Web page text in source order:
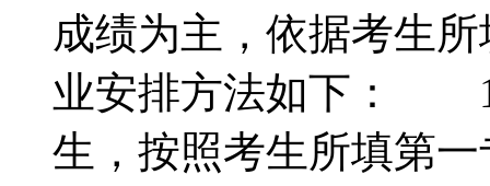
成绩为主，依据考生
业安排方法如下： 1
生，按照考生所填第